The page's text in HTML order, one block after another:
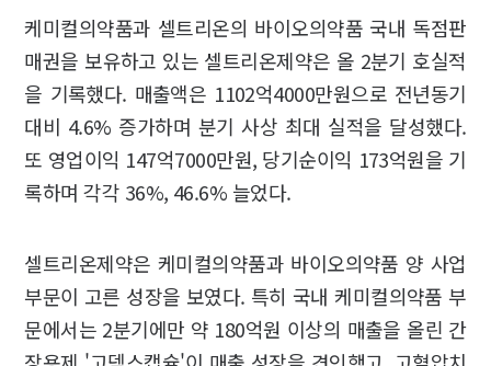
케미컬의약품과 셀트리온의 바이오의약품 국내 독점판
매권을 보유하고 있는 셀트리온제약은 올 2분기 호실적
을 기록했다. 매출액은 1102억4000만원으로 전년동기
대비 4.6% 증가하며 분기 사상 최대 실적을 달성했다.
또 영업이익 147억7000만원, 당기순이익 173억원을 기
록하며 각각 36%, 46.6% 늘었다.
셀트리온제약은 케미컬의약품과 바이오의약품 양 사업
부문이 고른 성장을 보였다. 특히 국내 케미컬의약품 부
문에서는 2분기에만 약 180억원 이상의 매출을 올린 간